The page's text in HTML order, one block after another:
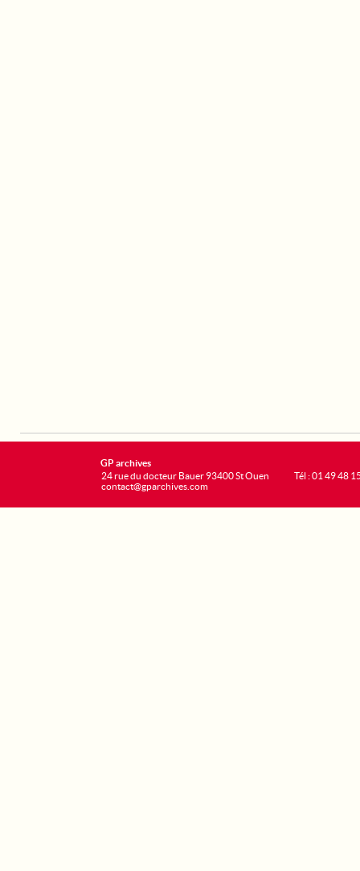
GP archives
24 rue du docteur Bauer 93400 St Ouen
contact@gparchives.com
Tél : 01 49 48